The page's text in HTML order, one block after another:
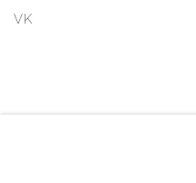
VK